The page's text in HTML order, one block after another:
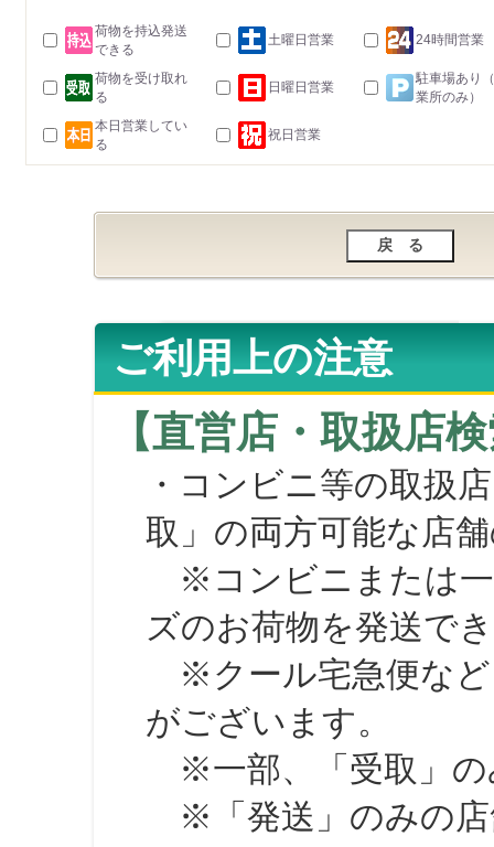
荷物を持込発送
できる
土曜日営業 24時間営業
荷物を受け取れ
る
日曜日営業
駐車場あり
業所のみ）
本日営業してい
る
祝日営業
ご利用上の注意
【直営店・取扱店
・コンビニ等の取扱
取」の両方可能な店
※コンビニまたは一
ズのお荷物を発送で
※クール宅急便など
がございます。
※一部、「受取」の
※「発送」のみの店